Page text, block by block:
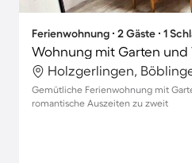
Ferienwohnung ∙ 2 Gäste ∙ 1
Wohnung mit Garten und
Holzgerlingen,
Gemütliche Ferienwohnung mit
romantische Auszeiten zu zweit